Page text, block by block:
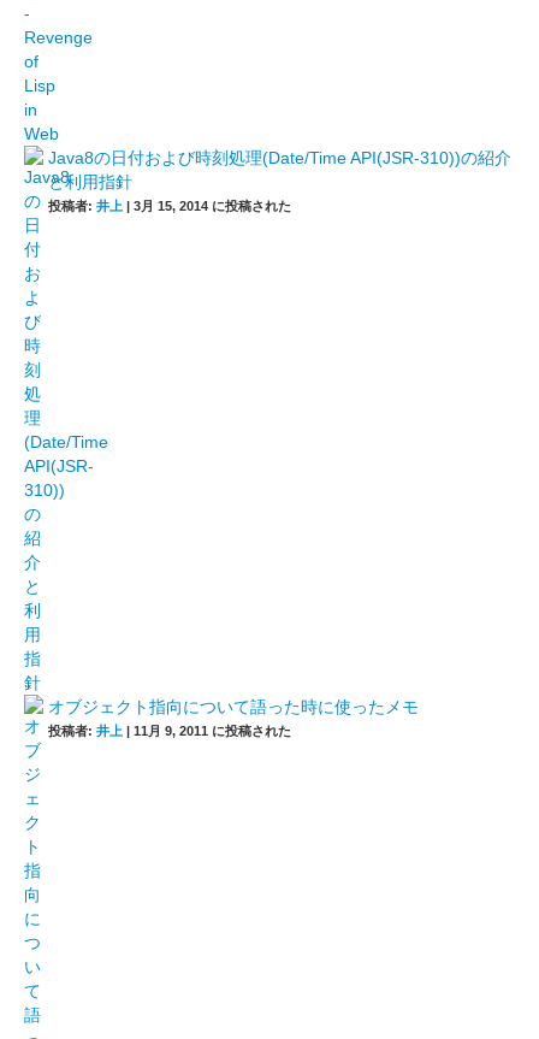
Java8の日付および時刻処理(Date/Time API(JSR-310))の紹介
と利用指針
投稿者: 井上 | 3月 15, 2014 に投稿された
オブジェクト指向について語った時に使ったメモ
投稿者: 井上 | 11月 9, 2011 に投稿された